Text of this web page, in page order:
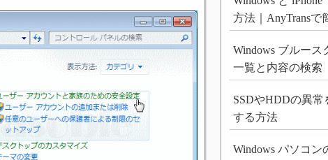
方法｜AnyTransで
Windows ブルース
一覧と内容の検索
SSDやHDDの異常
する方法
Windows パソコ